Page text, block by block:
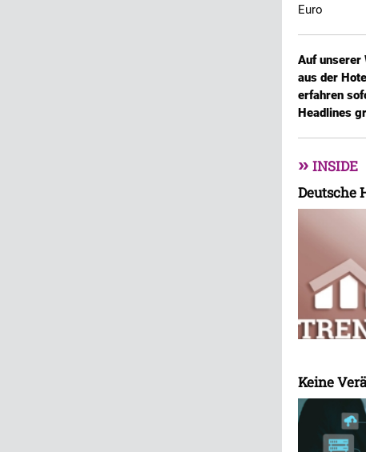
Euro
Auf unserer
aus der
erfahren
Headlines
» INSIDE
Deutsche
Keine